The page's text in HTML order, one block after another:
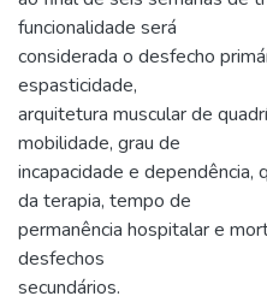
funcionalidade será
considerada o desfecho
espasticidade,
arquitetura muscular de
mobilidade, grau de
incapacidade e dependência,
da terapia, tempo de
permanência hospitalar e
desfechos
secundários.